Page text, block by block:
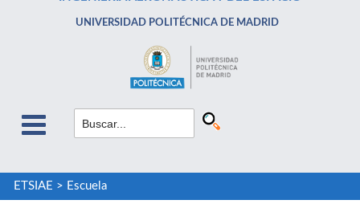
UNIVERSIDAD POLITÉCNICA DE MADRID
ETSIAE > Escuela